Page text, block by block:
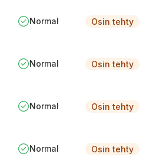
Normal Osin tehty
Normal Osin tehty
Normal Osin tehty
Normal Osin tehty